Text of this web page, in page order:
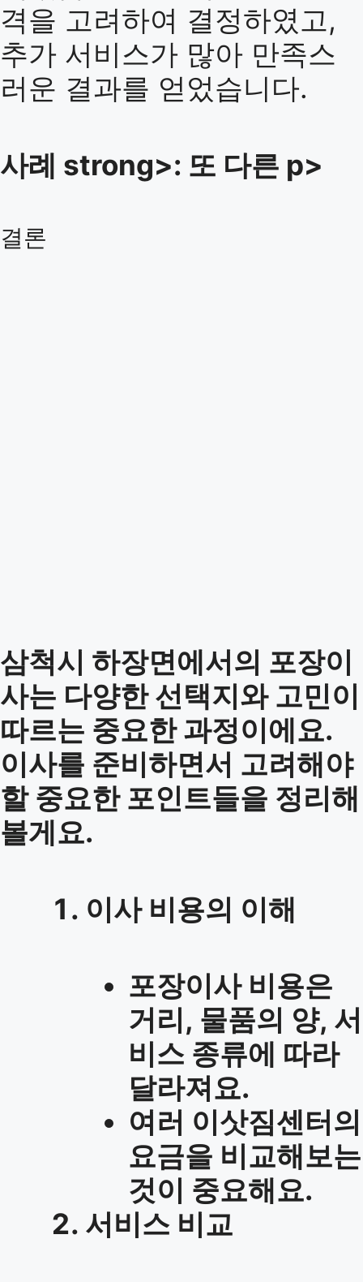
격을 고려하여 결정하였고,
추가 서비스가 많아 만족스
러운 결과를 얻었습니다.
사례 strong>: 또 다른 p>
결론
삼척시 하장면에서의 포장이
사는 다양한 선택지와 고민이
따르는 중요한 과정이에요.
이사를 준비하면서 고려해야
할 중요한 포인트들을 정리해
볼게요.
이사 비용의 이해
포장이사 비용은
거리, 물품의 양, 서
비스 종류에 따라
달라져요.
여러 이삿짐센터의
요금을 비교해보는
것이 중요해요.
서비스 비교